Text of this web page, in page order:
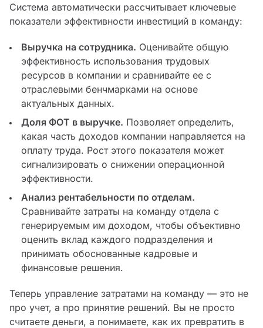
Система автоматически рассчитывает ключевые
показатели эффективности инвестиций в команду:
Выручка на сотрудника. Оценивайте общую
эффективность использования трудовых
ресурсов в компании и сравнивайте ее с
отраслевыми бенчмарками на основе
актуальных данных.
Доля ФОТ в выручке. Позволяет определить,
какая часть доходов компании направляется на
оплату труда. Рост этого показателя может
сигнализировать о снижении операционной
эффективности.
Анализ рентабельности по отделам.
Сравнивайте затраты на команду отдела с
генерируемым им доходом, чтобы объективно
оценить вклад каждого подразделения и
принимать обоснованные кадровые и
финансовые решения.
Теперь управление затратами на команду — это не
про учет, а про принятие решений. Вы не просто
считаете деньги, а понимаете, как их превратить в